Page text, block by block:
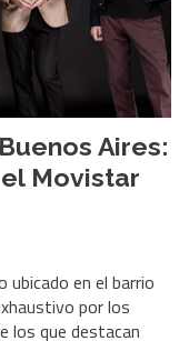
Aires:
Movistar
ubicado en el barrio
por los
los que destacan